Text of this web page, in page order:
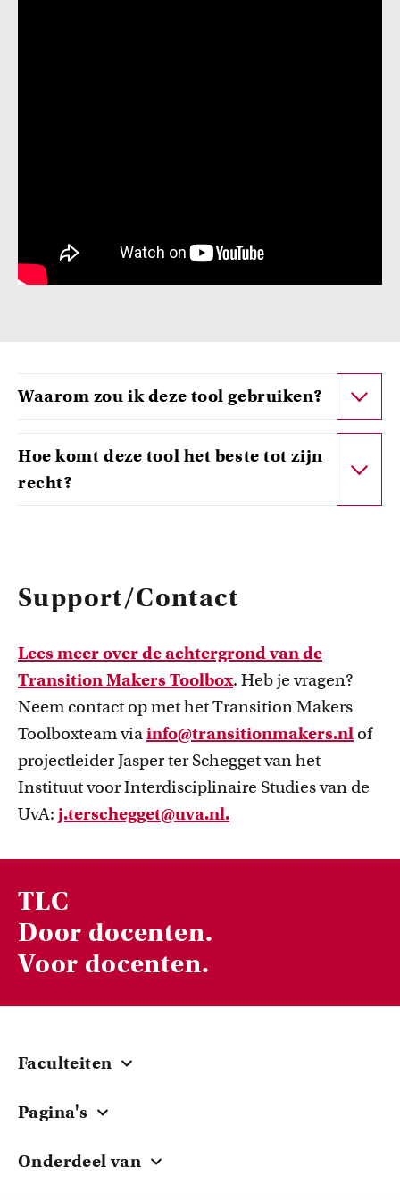
Waarom zou ik deze tool gebruiken?
Hoe komt deze tool het beste tot zijn
recht?
Support/Contact
Lees meer over de achtergrond van de
Transition Makers Toolbox. Heb je vragen?
Neem contact op met het Transition Makers
Toolboxteam viainfo@transitionmakers.nl of
projectleider Jasper ter Schegget van het
Instituut voor Interdisciplinaire Studies van de
UvA: j.terschegget@uva.nl.
TLC
Door docenten.
Voor docenten.
Faculteiten
ACTA
Pagina's
Onderwijsbeurzen
Onderdeel van